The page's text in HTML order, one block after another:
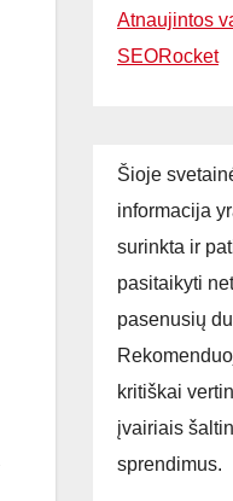
Atnaujintos
SEORocket
Šioje
informacija
surinkta ir
pasitaikyti
pasenusių
kritiškai
įvairiais
sprendimus.